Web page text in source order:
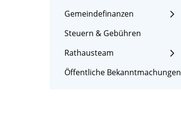
Gemeindefinanzen
Steuern & Gebühren
Rathausteam
Öffentliche Bekanntmachungen